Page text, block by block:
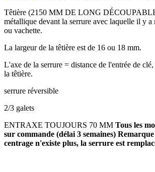
Têtière (2150 MM DE LONG
métallique devant la serrure avec laquelle il y
ou vachette.
La largeur de la têtière est de 16 ou 18 mm.
L'axe de la serrure = distance de l'entrée de
la têtière.
serrure réversible
2/3 galets
ENTRAXE TOUJOURS 70 MM Tous les
sur commande (délai 3 semaines)
centrage n'existe plus, la serrure est